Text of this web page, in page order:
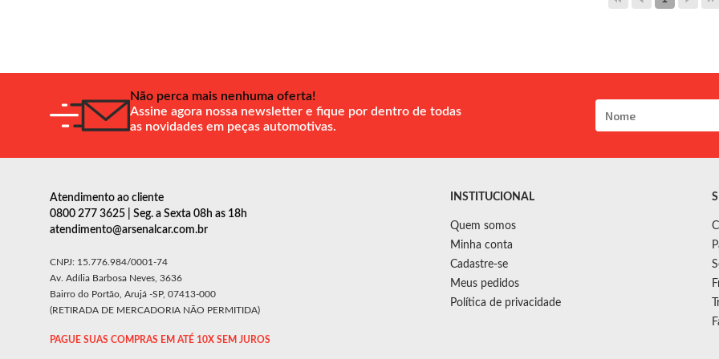
Não perca mais nenhuma oferta!
Assine agora nossa newsletter e fique por dentro de todas
as novidades em peças automotivas.
Atendimento ao cliente
0800 277 3625 | Seg. a Sexta 08h as 18h
atendimento@arsenalcar.com.br
CNPJ: 15.776.984/0001-74
Av. Adília Barbosa Neves, 3636
Bairro do Portão, Arujá -SP, 07413-000
(RETIRADA DE MERCADORIA NÃO PERMITIDA)
PAGUE SUAS COMPRAS EM ATÉ 10X SEM JUROS
INSTITUCIONAL
Quem somos
Minha conta
Cadastre-se
Meus pedidos
Política de privacidade